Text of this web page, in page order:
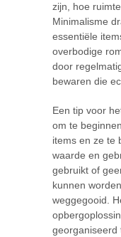
zijn, hoe
Minimalisme
essentiële
overbodige
door
bewaren die
Een tip voor
om te
items en ze te
waarde en
gebruikt of
kunnen
weggegooid.
georganiseerd